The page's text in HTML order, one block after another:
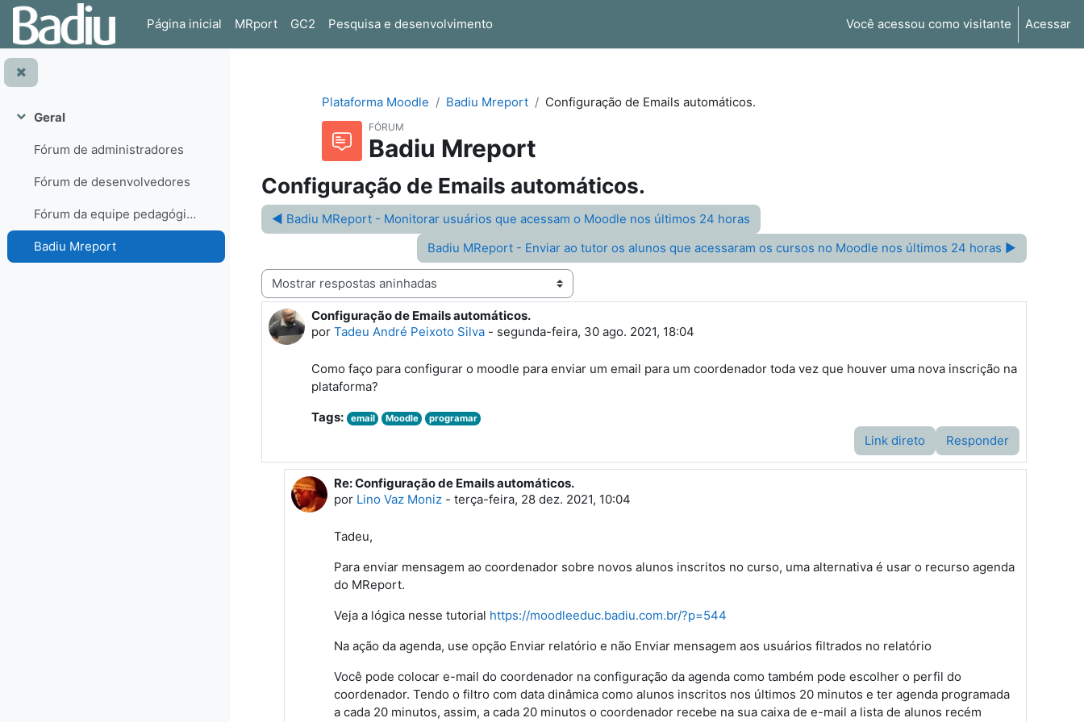
Ir para o conteúdo principal
Página inicial
MRport GC2 Pesquisa e desenvolvimento Você acessou como visitante Acessar
Contrair
Geral
Fórum de administradores
Fórum de desenvolvedores
Fórum da equipe pedagógica
Badiu Mreport
Plataforma Moodle Badiu Mreport Configuração de Emails automáticos.
FÓRUM
Badiu Mreport
Configuração de Emails automáticos.
◀︎ Badiu MReport - Monitorar usuários que acessam o Moodle nos últimos 24 horas
Badiu MReport - Enviar ao tutor os alunos que acessaram os cursos no Moodle nos últimos 24 horas ▶︎
Modo de visualização
Configuração de Emails automáticos.
por Tadeu André Peixoto Silva - segunda-feira, 30 ago. 2021, 18:04
Número de respostas: 3
Como faço para configurar o moodle para enviar um email para um coordenador toda vez que houver uma nova inscrição na
plataforma?
Tags:
email Moodle programar
Link direto Responder
Em resposta à Tadeu André Peixoto Silva
Re: Configuração de Emails automáticos.
por Lino Vaz Moniz -terça-feira, 28 dez. 2021, 10:04
Tadeu,
Para enviar mensagem ao coordenador sobre novos alunos inscritos no curso, uma alternativa é usar o recurso agenda
do MReport.
Veja a lógica nesse tutorial https://moodleeduc.badiu.com.br/?p=544
Na ação da agenda, use opção Enviar relatório e não Enviar mensagem aos usuários filtrados no relatório
Você pode colocar e-mail do coordenador na configuração da agenda como também pode escolher o perfil do
coordenador. Tendo o filtro com data dinâmica como alunos inscritos nos últimos 20 minutos e ter agenda programada
a cada 20 minutos, assim, a cada 20 minutos o coordenador recebe na sua caixa de e-mail a lista de alunos recém